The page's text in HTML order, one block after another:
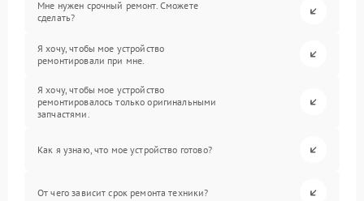
Мне нужен срочный ремонт. Сможете
сделать?
Я хочу, чтобы мое устройство
ремонтировали при мне.
Я хочу, чтобы мое устройство
ремонтировалось только оригинальными
запчастями.
Как я узнаю, что мое устройство готово?
От чего зависит срок ремонта техники?